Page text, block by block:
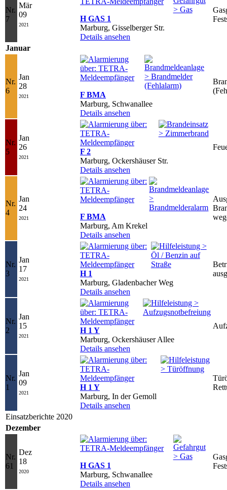
Nr.
7
Mär
09
2021
H GAS 1
Marburg, Gisselberger Str.
Details ansehen
Januar
Nr.
6
Jan
28
2021
F BMA
Marburg, Schwanallee
Details ansehen
Nr.
5
Jan
26
2021
F 2
Marburg, Ockershäuser Str.
Details ansehen
Nr.
4
Jan
24
2021
F BMA
Marburg, Am Krekel
Details ansehen
Nr.
3
Jan
17
2021
H 1
Marburg, Gladenbacher Weg
Details ansehen
Nr.
2
Jan
15
2021
H 1 Y
Marburg, Ockershäuser Allee
Details ansehen
Nr.
1
Jan
09
2021
H 1 Y
Marburg, In der Gemoll
Details ansehen
Einsatzberichte 2020
Dezember
Nr.
61
Dez
18
2020
H GAS 1
Marburg, Schwanallee
Details ansehen